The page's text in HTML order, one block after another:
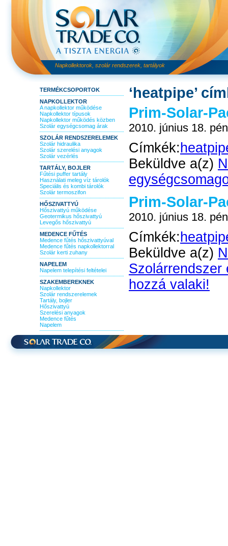
Napkollektorok, szolár rendszerek, tartályok
TERMÉKCSOPORTOK
NAPKOLLEKTOR
A napkollektor működése
Napkollektor típusok
Napkollektor működés közben
Szolár egységcsomag árak
SZOLÁR RENDSZERELEMEK
Szolár hidraulika
Szolár szerelési anyagok
Szolár vezérlés
TARTÁLY, BOJLER
Fűtési puffer tartály
Használati meleg víz tárolók
Speciális és kombi tárolók
Szolár termoszifon
HŐSZIVATTYÚ
Hőszivattyú működése
Geotermikus hőszivattyú
Levegős hőszivattyú
MEDENCE FŰTÉS
Medence fűtés hőszivattyúval
Medence fűtés napkollektorral
Szolár kerti zuhany
NAPELEM
Napelem telepítési feltételei
SZAKEMBEREKNEK
Napkollektor
Szolár rendszerelemek
Tartály, bojler
Hőszivattyú
Szerelési anyagok
Medence fűtés
Napelem
‘heatpipe’
Prim-Solar-
2010. június 18.
Címkék:
Beküldve a(z)
Prim-Solar-
2010. június 18.
Címkék:
Beküldve a(z)
Szolárrendszer
hozzá valaki!